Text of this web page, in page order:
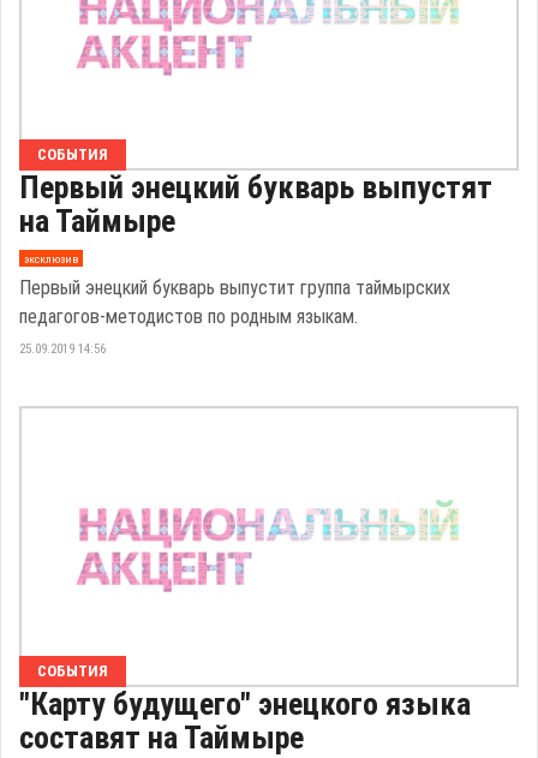
СОБЫТИЯ
Первый энецкий букварь выпустят
на Таймыре
эксклюзив
Первый энецкий букварь выпустит группа таймырских
педагогов-методистов по родным языкам.
25.09.2019 14:56
СОБЫТИЯ
"Карту будущего" энецкого языка
составят на Таймыре